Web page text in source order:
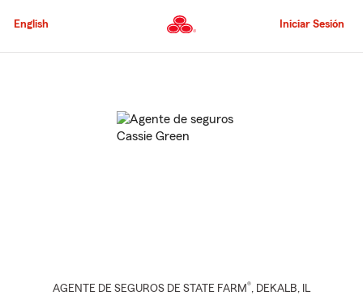
al
principal
English Iniciar Sesión
AGENTE DE SEGUROS DE STATE FARM®, DEKALB, IL